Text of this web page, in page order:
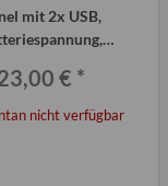
mit 2x USB,
für Trabant und Qek
Wohnwagen
€ *
nicht verfügbar